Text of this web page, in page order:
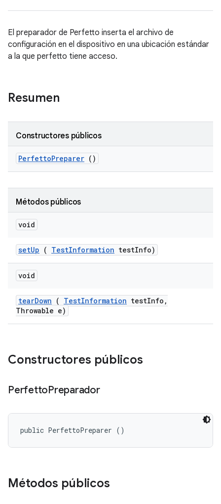
El preparador de Perfetto inserta el archivo de
configuración en el dispositivo en una ubicación estándar
a la que perfetto tiene acceso.
Resumen
Constructores públicos
PerfettoPreparer ()
Métodos públicos
void
setUp ( TestInformation testInfo)
void
tearDown ( TestInformation testInfo ,
Throwable e)
Constructores públicos
PerfettoPreparador
public PerfettoPreparer ()
Métodos públicos